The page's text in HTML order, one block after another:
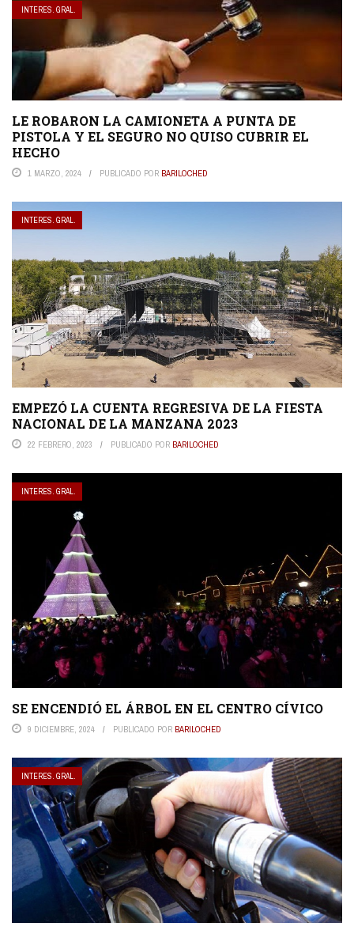
INTERES. GRAL.
LE ROBARON LA CAMIONETA A PUNTA DE
PISTOLA Y EL SEGURO NO QUISO CUBRIR EL
HECHO
1 MARZO, 2024 PUBLICADO POR BARILOCHED
INTERES. GRAL.
EMPEZÓ LA CUENTA REGRESIVA DE LA FIESTA
NACIONAL DE LA MANZANA 2023
22 FEBRERO, 2023 PUBLICADO POR BARILOCHED
INTERES. GRAL.
SE ENCENDIÓ EL ÁRBOL EN EL CENTRO CÍVICO
9 DICIEMBRE, 2024 PUBLICADO POR BARILOCHED
INTERES. GRAL.